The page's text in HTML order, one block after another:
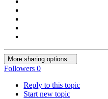
More sharing options...
Followers 0
Reply to this topic
Start new topic